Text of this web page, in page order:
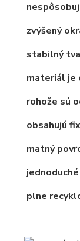
zvýšený
stabilný
materiál je
rohože sú
obsahujú
matný
plne